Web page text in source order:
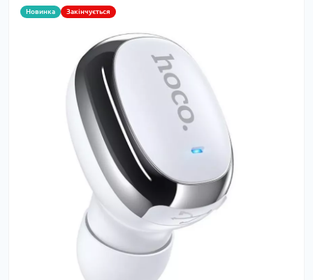
Новинка Закінчується